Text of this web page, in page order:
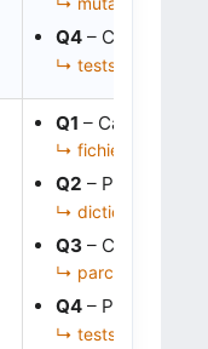
Q4 – Corriger la
↳ tests, parcours
Q1 – Calculer
↳ fichier JSON,
Q2 – Parcourir
↳ dictionnaires
Q3 – Corriger
↳ parcours
Q4 – Proposer
↳ tests, structures